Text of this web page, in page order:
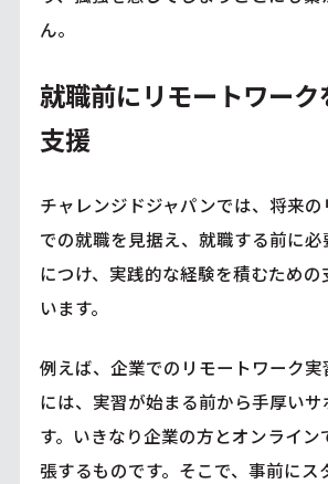
ん。
就職前にリモートワーク
支援
チャレンジドジャパンでは、将来
での就職を見据え、就職する前に
につけ、実践的な経験を積むための
います。
例えば、企業でのリモートワーク実
には、実習が始まる前から手厚い
す。いきなり企業の方とオンライン
張するものです。そこで、事前にス